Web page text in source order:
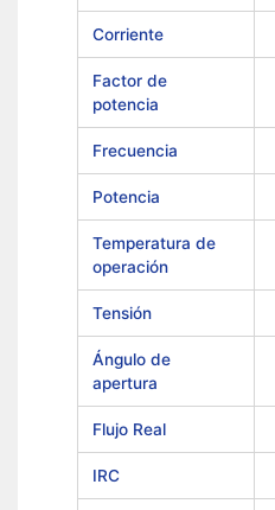
Corriente
Factor de
potencia
Frecuencia
Potencia
Temperatura de
operación
Tensión
Ángulo de
apertura
Flujo Real
IRC